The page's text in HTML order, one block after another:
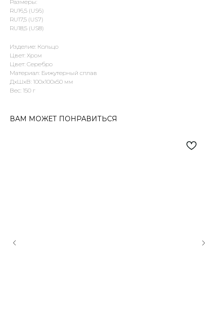
Размеры:
RU16,5 (US6)
RU17,5 (US7)
RU18,5 (US8)
Изделие: Кольцо
Цвет: Хром
Цвет: Серебро
Материал: Бижутерный сплав
ДxШxВ: 100x100x50 мм
Вес: 150 г
ВАМ МОЖЕТ ПОНРАВИТЬСЯ